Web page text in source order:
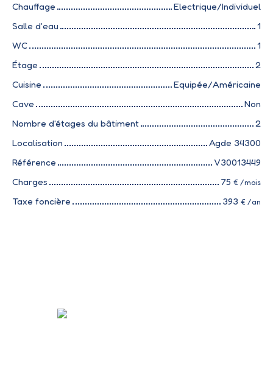
Chauffage
Electrique/Individuel
Salle d'eau
1
WC
1
Étage
2
Cuisine
Equipée/Américaine
Cave
Non
Nombre d'étages du bâtiment
2
Localisation
Agde 34300
Référence
V30013449
Charges
75 € /mois
Taxe foncière 393 € /an